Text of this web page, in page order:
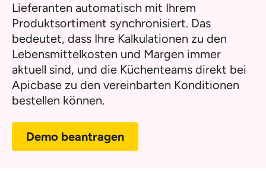
Lieferanten automatisch mit Ihrem
Produktsortiment synchronisiert. Das
bedeutet, dass Ihre Kalkulationen zu den
Lebensmittelkosten und Margen immer
aktuell sind, und die Küchenteams direkt bei
Apicbase zu den vereinbarten Konditionen
bestellen können.
Demo beantragen